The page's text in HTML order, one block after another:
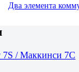
Два элемента